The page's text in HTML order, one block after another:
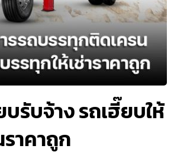
รับจ้าง รถเฮี๊ยบให้
าคาถูก